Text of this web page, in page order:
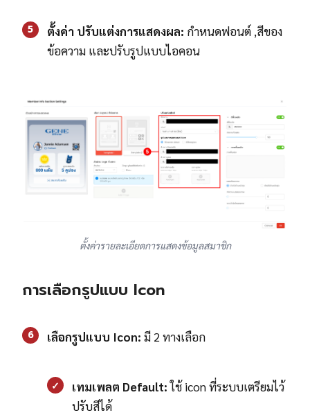
5 ตั้งค่า ปรับแต่งการแสดงผล: กำหนดฟอนต์ ,สีของ
ข้อความ และปรับรูปแบบไอคอน
ตั้งค่ารายละเอียดการแสดงข้อมูลสมาชิก
การเลือกรูปแบบ Icon
6 เลือกรูปแบบ Icon: มี 2 ทางเลือก
✓ เทมเพลต Default:ใช้ icon ที่ระบบเตรียมไว้
ปรับสีได้